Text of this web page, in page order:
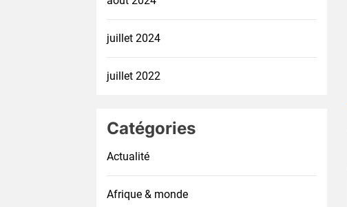
juillet 2024
juillet 2022
Catégories
Actualité
Afrique & monde